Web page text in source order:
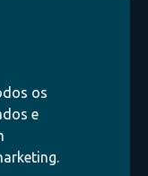
os
e